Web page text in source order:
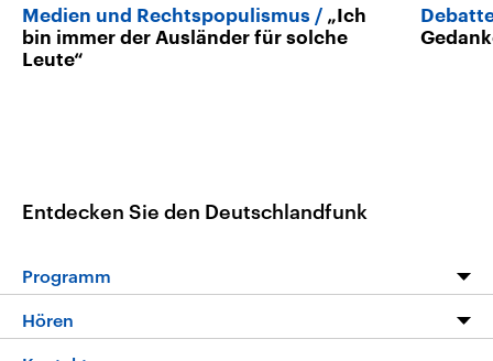
Medien und Rechtspopulismus
„Ich
bin immer der Ausländer für solche
Leute“
Entdecken Sie den Deutschlandfunk
Programm
Hören
Livestream